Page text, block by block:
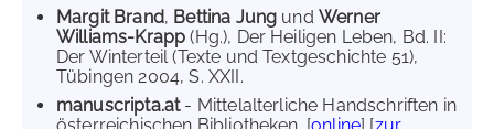
Margit Brand, Bettina Jung und Werner
Williams-Krapp(Hg.), Der Heiligen Leben, Bd. II:
Der Winterteil (Texte und Textgeschichte 51),
Tübingen 2004, S. XXII.
manuscripta.at- Mittelalterliche Handschriften in